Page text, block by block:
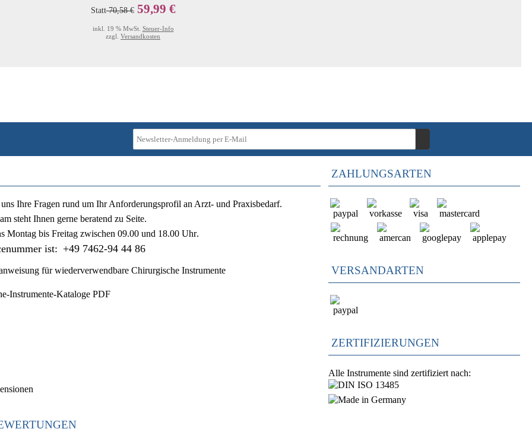
Statt70,58 € 59,99 €
inkl. 19 % MwSt. Steuer-Info
zzgl. Versandkosten
Ihre Fragen rund um Ihr Anforderungsprofil an Arzt- und Praxisbedarf.
steht Ihnen gerne beratend zu Seite.
Montag bis Freitag zwischen 09.00 und 18.00 Uhr.
ist: +49 7462-94 44 86
für wiederverwendbare Chirurgische Instrumente
Instrumente-Kataloge PDF
ZAHLUNGSARTEN
VERSANDARTEN
ZERTIFIZIERUNGEN
Alle Instrumente sind zertifiziert nach: